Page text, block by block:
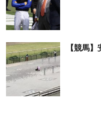
【競馬